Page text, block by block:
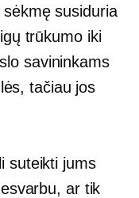
susiduria
trūkumo iki
savininkams
tačiau jos
suteikti jums
ar tik